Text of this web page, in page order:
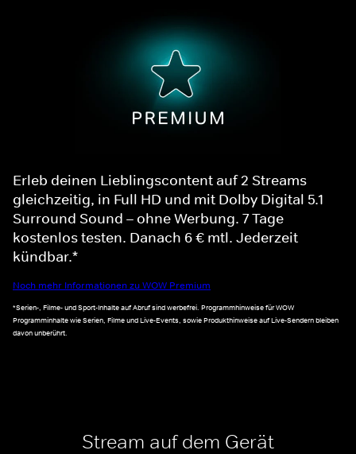
Erleb deinen Lieblingscontent auf 2 Streams
gleichzeitig, in Full HD und mit Dolby Digital 5.1
Surround Sound – ohne Werbung. 7 Tage
kostenlos testen. Danach 6 € mtl. Jederzeit
kündbar.*
Noch mehr Informationen zu WOW Premium
*Serien-, Filme- und Sport-Inhalte auf Abruf sind werbefrei. Programmhinweise für WOW
Programminhalte wie Serien, Filme und Live-Events, sowie Produkthinweise auf Live-Sendern bleiben
davon unberührt.
Stream auf dem Gerät